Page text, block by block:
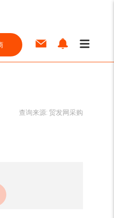
查询来源: 贸发网采购